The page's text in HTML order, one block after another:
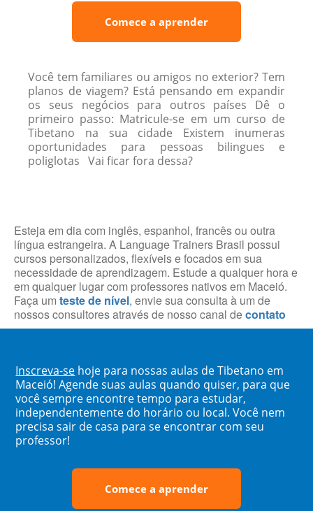
Comece a aprender
Você tem familiares ou amigos no exterior? Tem
planos de viagem? Está pensando em expandir
os seus negócios para outros países Dê o
primeiro passo: Matricule-se em um curso de
Tibetano na sua cidade Existem inumeras
oportunidades para pessoas bilingues e
poliglotas Vai ficar fora dessa?
Esteja em dia com inglês, espanhol, francês ou outra
língua estrangeira. A Language Trainers Brasil possui
cursos personalizados, flexíveis e focados em sua
necessidade de aprendizagem. Estude a qualquer hora e
em qualquer lugar com professores nativos em Maceió.
Faça um teste de nível, envie sua consulta à um de
nossos consultores através de nosso canal decontato
Inscreva-se hoje para nossas aulas de Tibetano em
Maceió! Agende suas aulas quando quiser, para que
você sempre encontre tempo para estudar,
independentemente do horário ou local. Você nem
precisa sair de casa para se encontrar com seu
professor!
Comece a aprender